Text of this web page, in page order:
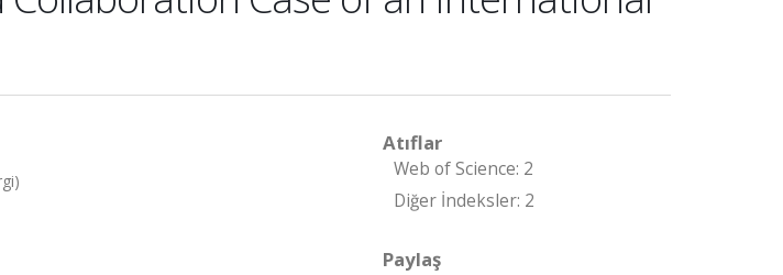
Atıflar
Web of Science: 2
Diğer İndeksler: 2
Paylaş